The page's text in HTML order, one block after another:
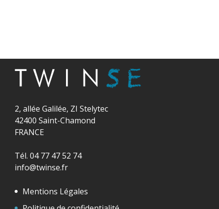
2, allée Galilée, ZI Stelytec
42400 Saint-Chamond
FRANCE
Tél. 04 77 47 52 74
info@twinse.fr
Mentions Légales